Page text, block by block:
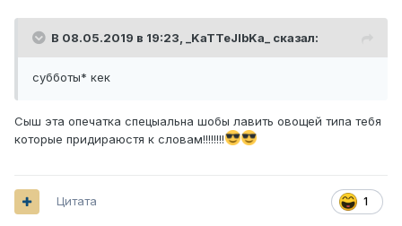
В 08.05.2019 в 19:23, _KaTTeJlbKa_ сказал:
субботы* кек
Сыш эта опечатка спецыальна шобы лавить овощей типа тебя
которые придираюстя к словам!!!!!!!!
1
Цитата